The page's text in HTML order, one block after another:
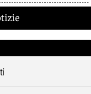
Gasperini prova il jolly delle
Pellegrini fa le visite e
sul Bologna”. Poi esalta